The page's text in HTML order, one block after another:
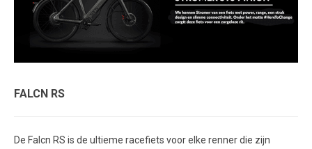
FALCN RS
De Falcn RS is de ultieme racefiets voor elke renner die zijn